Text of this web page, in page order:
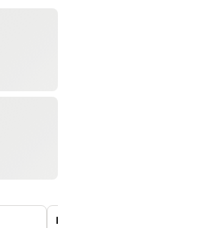
Rahatlatıcı spa ve sağlıklı